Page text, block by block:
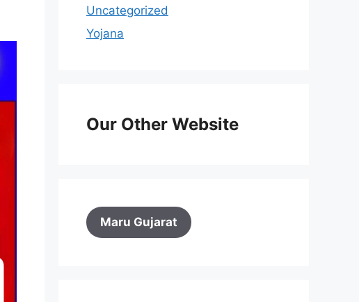
Uncategorized
Yojana
Our Other Website
Maru Gujarat